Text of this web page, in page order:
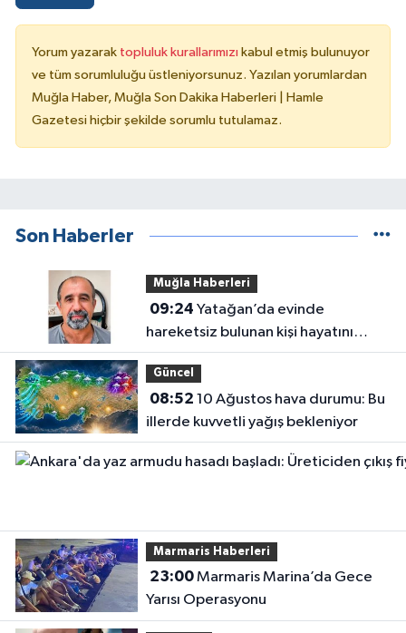
Yorum yazarak topluluk kurallarımızı kabul etmiş bulunuyor
ve tüm sorumluluğu üstleniyorsunuz. Yazılan yorumlardan
Muğla Haber, Muğla Son Dakika Haberleri | Hamle
Gazetesi hiçbir şekilde sorumlu tutulamaz.
Son Haberler
Muğla Haberleri
09:24
hareketsiz bulunan kişi hayatını
kaybetti
Güncel
08:52
illerde kuvvetli yağış bekleniyor
Marmaris Haberleri
23:00Marmaris Marina’da Gece
Yarısı Operasyonu